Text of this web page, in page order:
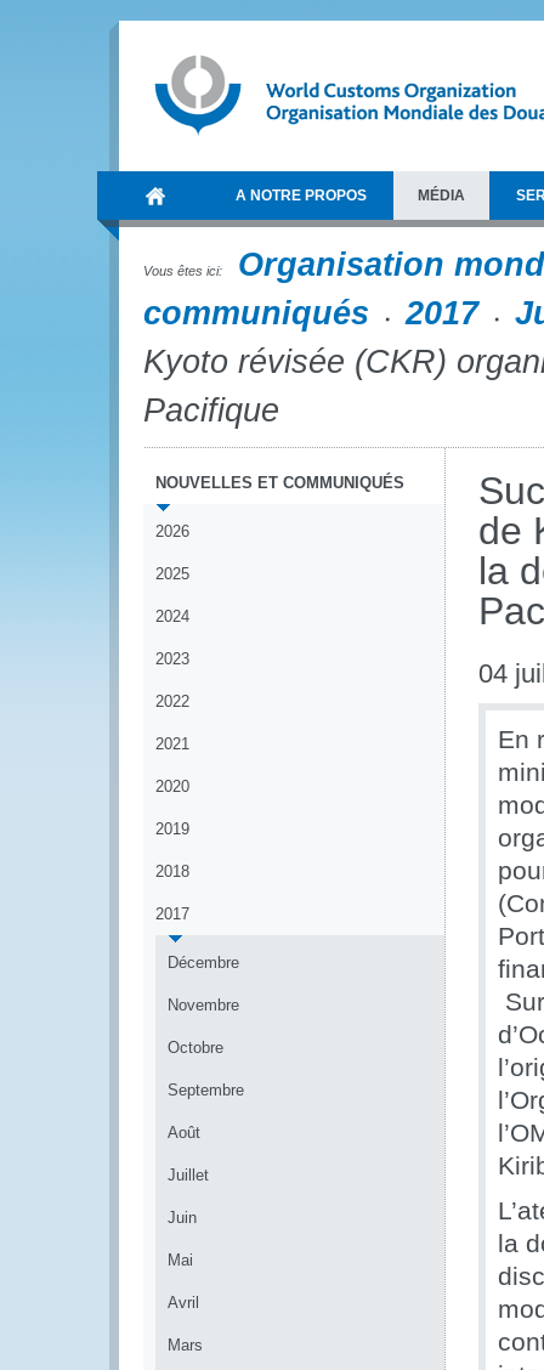
A NOTRE PROPOS MÉDIA
Vous êtes ici:
Organisation
communiqués
2017
Kyoto révisée (CKR)
Pacifique
NOUVELLES ET COMMUNIQUÉS
2026
2025
2024
2023
2022
2021
2020
2019
2018
2017
Décembre
Novembre
Octobre
Septembre
Août
Juillet
Juin
Mai
Avril
Mars
de
la
04
En
la